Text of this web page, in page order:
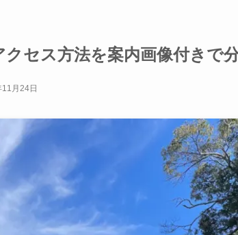
セス方法を案内画像付きで
月24日